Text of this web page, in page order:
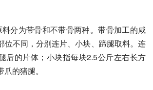
分为带骨和不带骨两种。带骨加工的咸
位不同，分别连片、小块、蹄腿取料。连
后的片体；小块指每块2.5公斤左右长方
的猪腿。